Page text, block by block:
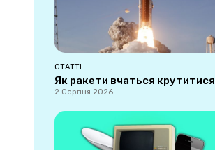
СТАТТІ
Як ракети вчаться крутитися
2 Серпня 2026